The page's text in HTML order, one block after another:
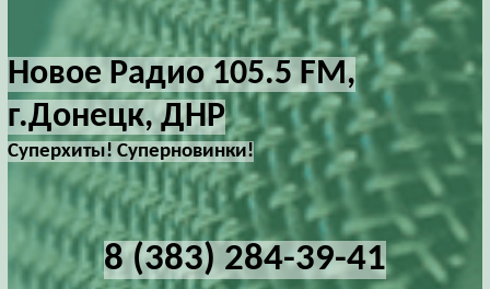
Новое Радио 105.5 FM,
г.Донецк, ДНР
Суперхиты! Суперновинки!
8 (383) 284-39-41